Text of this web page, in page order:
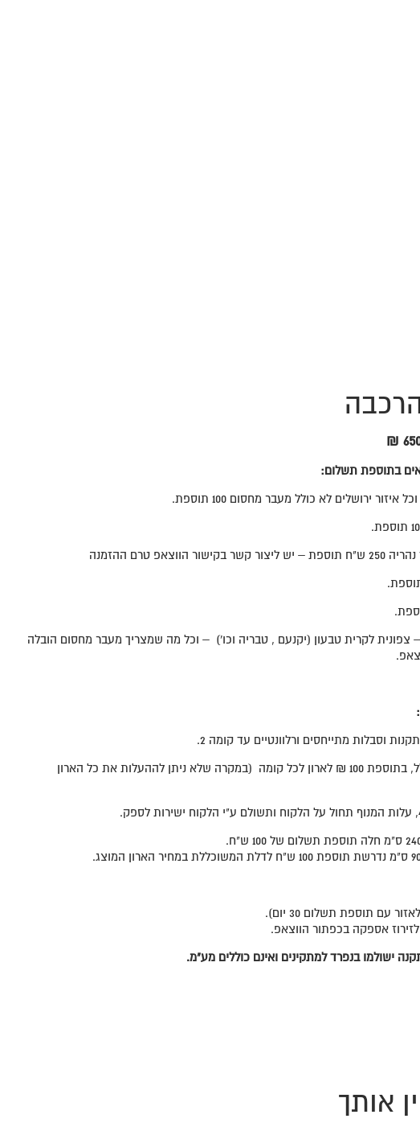
בתוספת תשלום:
ירושלים לא כולל מעבר מחסום 100 תוספת.
הווצאפ טרם ההזמנה
צפונית לקרית טבעון (יקנעם , טבריה וכו') – וכל מה שמצריך מעבר מחסום הובלה
וסבלות מתייחסים ורלוונטיים עד קומה 2.
הובלה מקומה 3 כולל, בתוספת 100 ₪ לארון לכל קומה (במקרה שלא ניתן לההעלות את כל הארון
אספקה בכפתור הווצאפ.
ישולמו בנפרד למתקינים ואינם כוללים מע"מ.
אותך